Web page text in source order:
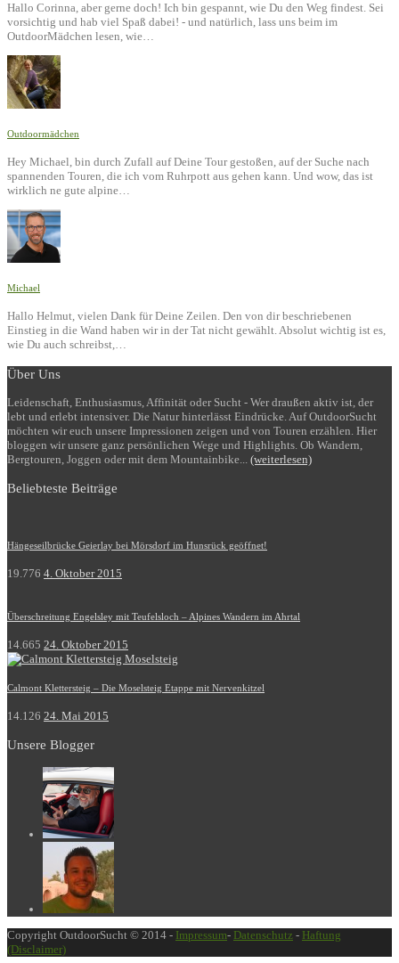
Hallo Corinna, aber gerne doch! Ich bin gespannt, wie Du den Weg findest. Sei
vorsichtig und hab viel Spaß dabei! - und natürlich, lass uns beim im
OutdoorMädchen lesen, wie…
Outdoormädchen
Hey Michael, bin durch Zufall auf Deine Tour gestoßen, auf der Suche nach
spannenden Touren, die ich vom Ruhrpott aus gehen kann. Und wow, das ist
wirklich ne gute alpine…
Michael
Hallo Helmut, vielen Dank für Deine Zeilen. Den von dir beschriebenen
Einstieg in die Wand haben wir in der Tat nicht gewählt. Absolut wichtig ist es,
wie Du auch schreibst,…
Über Uns
Leidenschaft, Enthusiasmus, Affinität oder Sucht - Wer draußen aktiv ist, der
lebt und erlebt intensiver. Die Natur hinterlässt Eindrücke. Auf OutdoorSucht
möchten wir euch unsere Impressionen zeigen und von Touren erzählen. Hier
bloggen wir unsere ganz persönlichen Wege und Highlights. Ob Wandern,
Bergtouren, Joggen oder mit dem Mountainbike... (weiterlesen)
Beliebteste Beiträge
Hängeseilbrücke Geierlay bei Mörsdorf im Hunsrück geöffnet!
19.776 4. Oktober 2015
Überschreitung Engelsley mit Teufelsloch – Alpines Wandern im Ahrtal
14.665 24. Oktober 2015
Calmont Klettersteig – Die Moselsteig Etappe mit Nervenkitzel
14.126 24. Mai 2015
Unsere Blogger
Copyright OutdoorSucht © 2014 - Impressum- Datenschutz - Haftung
(Disclaimer)